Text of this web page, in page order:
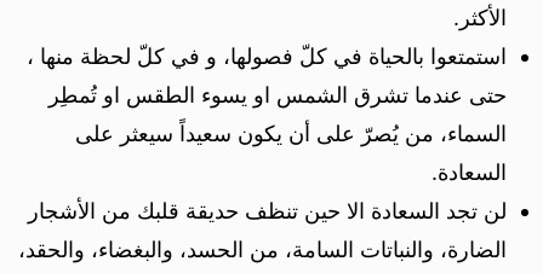
الأكثر.
استمتعوا بالحياة في كلّ فصولها، و في كلّ لحظة منها ،
حتى عندما تشرق الشمس او يسوء الطقس او تُمطِر
السماء، من يُصرّ على أن يكون سعيداً سيعثر على
السعادة.
لن تجد السعادة الا حين تنظف حديقة قلبك من الأشجار
الضارة، والنباتات السامة، من الحسد، والبغضاء، والحقد،